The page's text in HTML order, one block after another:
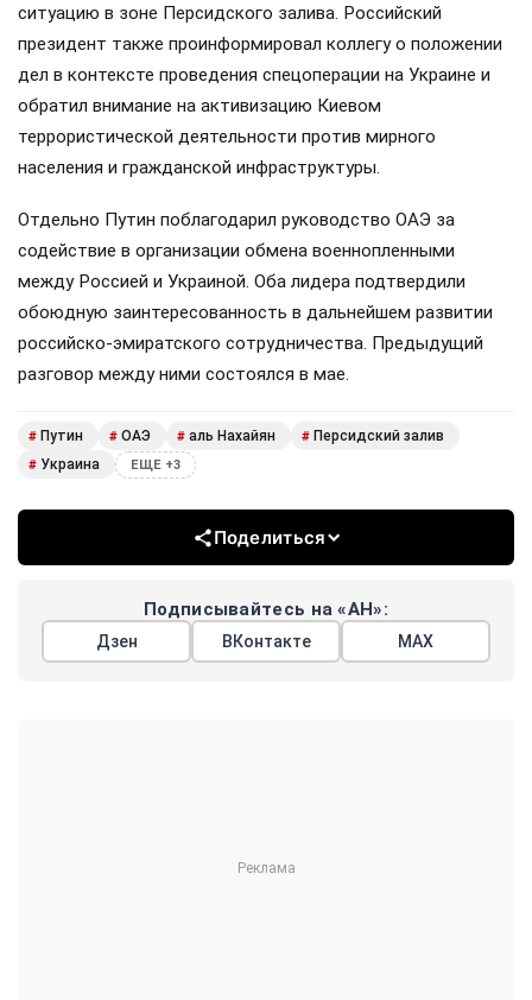
ситуацию в зоне Персидского залива. Российский
президент также проинформировал коллегу о положении
дел в контексте проведения спецоперации на Украине и
обратил внимание на активизацию Киевом
террористической деятельности против мирного
населения и гражданской инфраструктуры.
Отдельно Путин поблагодарил руководство ОАЭ за
содействие в организации обмена военнопленными
между Россией и Украиной. Оба лидера подтвердили
обоюдную заинтересованность в дальнейшем развитии
российско-эмиратского сотрудничества. Предыдущий
разговор между ними состоялся в мае.
# Путин # ОАЭ # аль Нахайян # Персидский залив
# Украина ЕЩЕ +3
Поделиться
Подписывайтесь на «АН»:
Дзен ВКонтакте МАХ